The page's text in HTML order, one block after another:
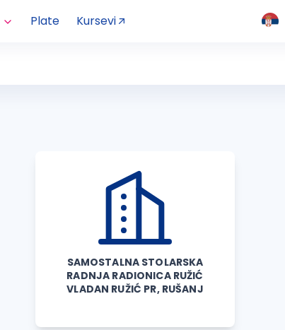
Plate Kursevi
SAMOSTALNA STOLARSKA
RADNJA RADIONICA RUŽIĆ
VLADAN RUŽIĆ PR, RUŠANJ